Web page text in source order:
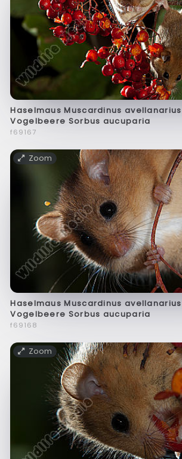
Haselmaus Muscardinus
Vogelbeere Sorbus aucuparia
f69167
Zoom
Haselmaus Muscardinus
Vogelbeere Sorbus aucuparia
f69168
Zoom